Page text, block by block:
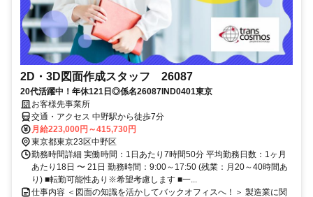
2D・3D図面作成スタッフ 26087
20代活躍中！年休121日◎係名26087IND0401東京
お客様先事業所
交通・アクセス 中野駅から徒歩7分
月給223,000円～415,730円
東京都東京23区中野区
勤務時間詳細 実働時間：1日あたり7時間50分 平均勤務日数：1ヶ月
あたり18日 〜 21日 勤務時間：9:00～17:50 (残業：月20～40時間あ
り) ■転勤可能性あり※希望考慮します ■一...
仕事内容 ＜図面の知識を活かしてバックオフィスへ！＞ 製造業に関